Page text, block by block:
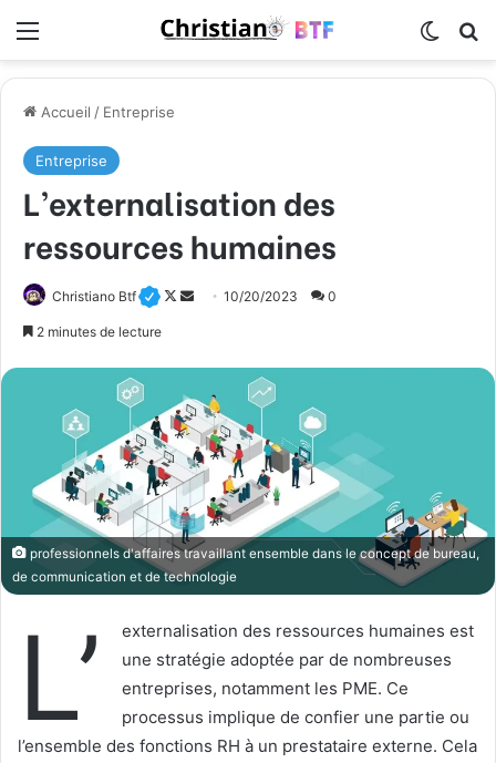
Accueil / Entreprise
Entreprise
L’externalisation des
ressources humaines
Christiano Btf
F
o
w
o
n
X
y
e
r
u
n
c
o
r
i
e
l
10/20/2023 0
2 minutes de lecture
professionnels d'affaires travaillant ensemble dans le concept de bureau,
de communication et de technologie
L’
externalisation des ressources humaines est
une stratégie adoptée par de nombreuses
entreprises, notamment les PME. Ce
processus implique de confier une partie ou
l’ensemble des fonctions RH à un prestataire externe. Cela